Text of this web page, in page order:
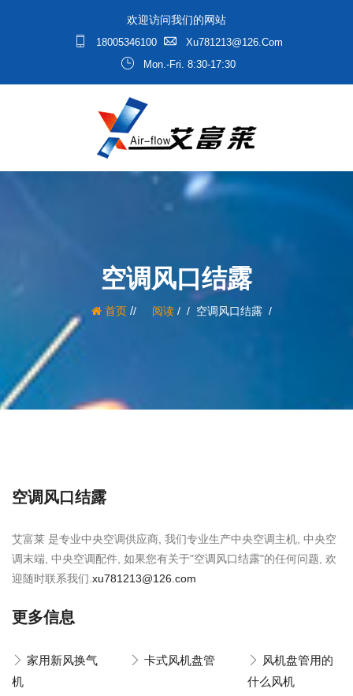
欢迎访问我们的网站
18005346100
Xu781213@126.com
Mon.-Fri. 8:30-17:30
空调风口结露
首页/ 阅读/ 空调风口结露
空调风口结露
艾富莱 是专业中央空调供应商, 我们专业生产中央空调主机, 中央空
调末端, 中央空调配件, 如果您有关于"空调风口结露"的任何问题, 欢
迎随时联系我们. xu781213@126.com
更多信息
家用新风换气
机
卡式风机盘管
风机盘管用的
什么风机